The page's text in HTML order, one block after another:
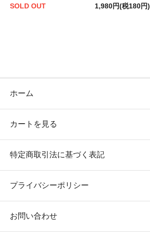
SOLD OUT
1,980円(税180円)
ホーム
カートを見る
特定商取引法に基づく表記
プライバシーポリシー
お問い合わせ